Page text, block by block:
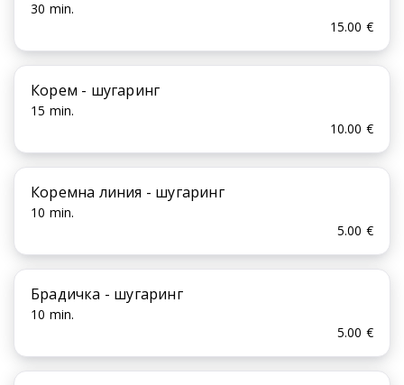
30 min.
15.00 €
Корем - шугаринг
15 min.
10.00 €
Коремна линия - шугаринг
10 min.
5.00 €
Брадичка - шугаринг
10 min.
5.00 €